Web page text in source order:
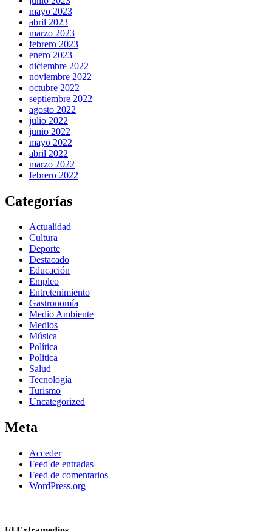
mayo 2023
abril 2023
marzo 2023
febrero 2023
enero 2023
diciembre 2022
noviembre 2022
octubre 2022
septiembre 2022
agosto 2022
julio 2022
junio 2022
mayo 2022
abril 2022
marzo 2022
febrero 2022
Categorías
Actualidad
Cultura
Deporte
Destacado
Educación
Empleo
Entretenimiento
Gastronomía
Medio Ambiente
Medios
Música
Política
Politica
Salud
Tecnología
Turismo
Uncategorized
Meta
Acceder
Feed de entradas
Feed de comentarios
WordPress.org